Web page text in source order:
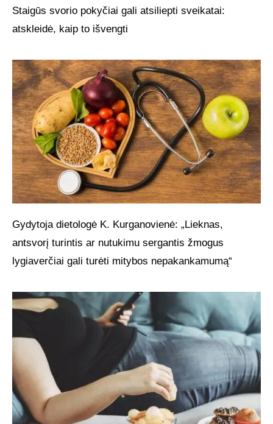
Staigūs svorio pokyčiai gali atsiliepti sveikatai:
atskleidė, kaip to išvengti
Gydytoja dietologė K. Kurganovienė: „Lieknas,
antsvorį turintis ar nutukimu sergantis žmogus
lygiaverčiai gali turėti mitybos nepakankamumą“